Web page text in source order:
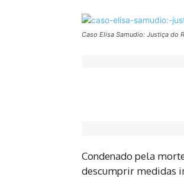
Caso Elisa Samudio: Justiça do
Condenado pela
descumprir medidas